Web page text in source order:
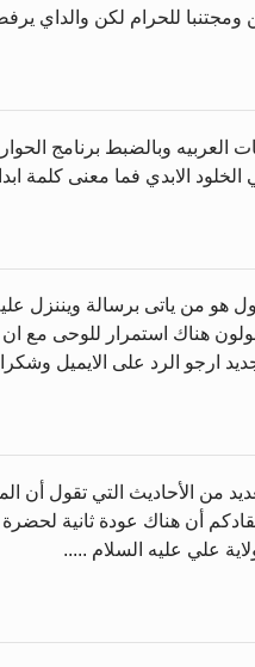
ومجتنبا للحرام لكن
العربيه وبالضبط برنامج
الخلود الابدي فما معنى كلمة
هو من ياتى برسالة ويننزل
هناك استمرار للوحى مع
ارجو الرد على الايميل وشكرا
من الأحاديث التي تقول
أن هناك عودة ثانية
علي عليه السلام .....